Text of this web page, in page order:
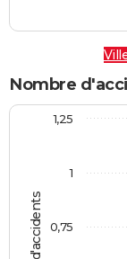
Nombre
1
0,75
1,25